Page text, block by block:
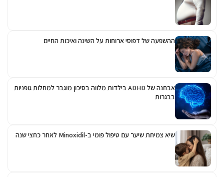
ההשפעה של דפוסי ארוחות על השינה ואיכות החיים
אבחנה של ADHD בילדות מלווה בסיכון מוגבר למחלות גופניות
בבגרות
שיא צמיחת שיער עם טיפול פומי ב-Minoxidil לאחר כחצי שנה